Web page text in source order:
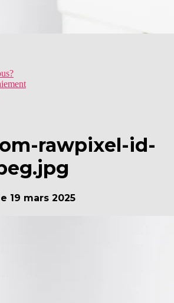
rawpixel-id-
19 mars 2025